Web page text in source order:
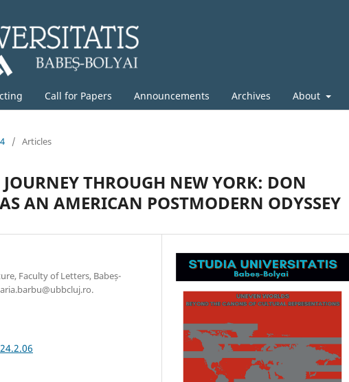
Call for Papers Announcements Archives About
/ Articles
THROUGH NEW YORK: DON
AN AMERICAN POSTMODERN ODYSSEY
Faculty of Letters, Babeș-